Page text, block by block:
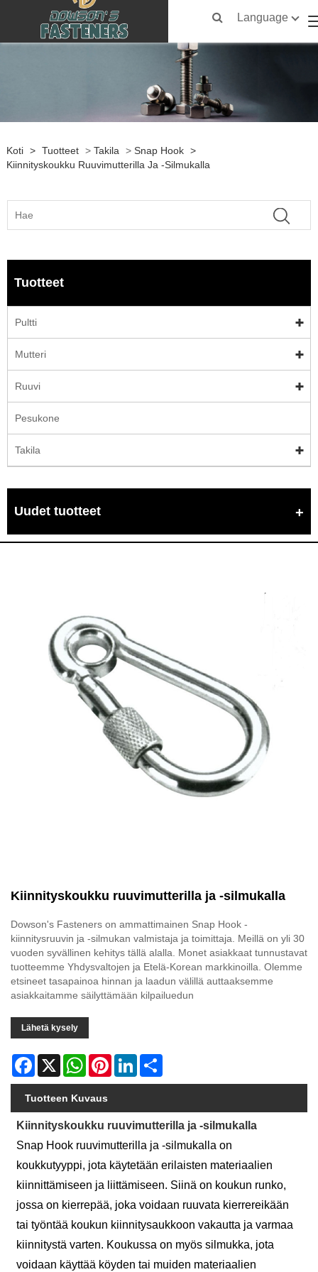
Language
Koti > Tuotteet > Takila > Snap Hook >
Kiinnityskoukku Ruuvimutterilla Ja -silmukalla
Tuotteet
Pultti
Mutteri
Ruuvi
Pesukone
Takila
Uudet tuotteet
Kiinnityskoukku ruuvimutterilla ja -silmukalla
Dowson's Fasteners on ammattimainen Snap Hook -
kiinnitysruuvin ja -silmukan valmistaja ja toimittaja. Meillä on yli 30
vuoden syvällinen kehitys tällä alalla. Monet asiakkaat tunnustavat
tuotteemme Yhdysvaltojen ja Etelä-Korean markkinoilla. Olemme
etsineet tasapainoa hinnan ja laadun välillä auttaaksemme
asiakkaitamme säilyttämään kilpailuedun
Lähetä kysely
Facebook
X WhatsAppPinterestLinkedIn
Tuotteen Kuvaus
Kiinnityskoukku ruuvimutterilla ja -silmukalla
Snap Hook ruuvimutterilla ja -silmukalla on
koukkutyyppi, jota käytetään erilaisten materiaalien
kiinnittämiseen ja liittämiseen. Siinä on koukun runko,
jossa on kierrepää, joka voidaan ruuvata kierrereikään
tai työntää koukun kiinnitysaukkoon vakautta ja varmaa
kiinnitystä varten. Koukussa on myös silmukka, jota
voidaan käyttää köyden tai muiden materiaalien